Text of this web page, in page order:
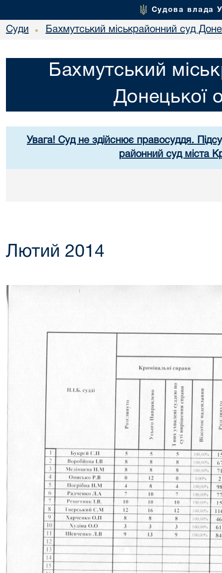
Судова влада
Суди • Бахмутський міськрайонний суд
Бахмутський
Донецької
Увага! Суд не здійснює правосуддя.
районний суд міста
Лютий 2014